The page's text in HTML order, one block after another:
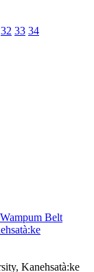
32 33 34
Belt
Kanehsatà:ke